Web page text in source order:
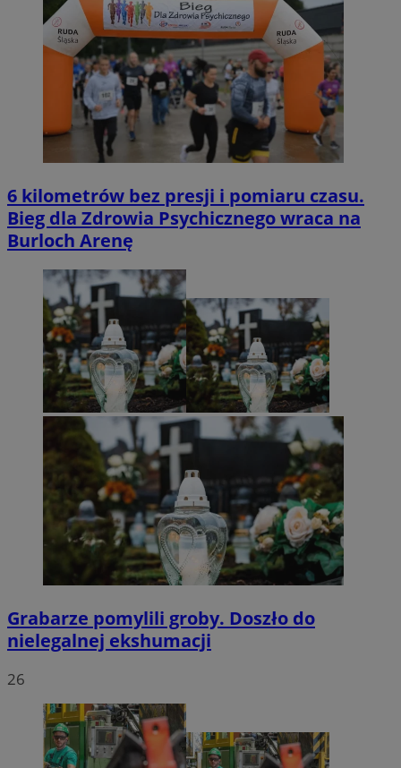
6 kilometrów bez presji i pomiaru czasu.
Bieg dla Zdrowia Psychicznego wraca na
Burloch Arenę
Grabarze pomylili groby. Doszło do
nielegalnej ekshumacji
26